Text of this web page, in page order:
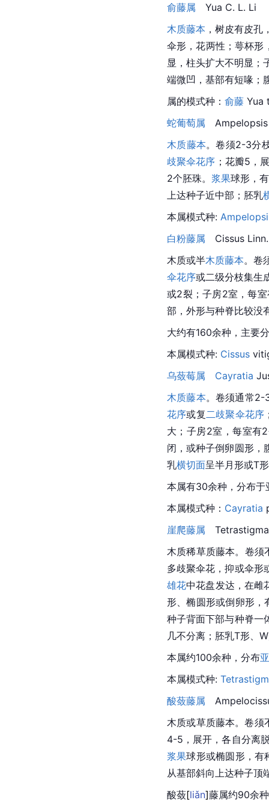
俞藤属
Yua C. L. Li
木质藤本 ，树皮有皮
伞形，花两性；萼杯形
显，柱头扩大不明显；
端微凹，基部有短喙；
属的模式种 ： 俞藤 Yua
蛇葡萄属
Ampelopsis
木质藤本。卷须2-3分
歧聚伞花序 ；花瓣5，
2个胚珠。 浆果球形，
上达种子近中部； 胚乳
本属模式种:
白粉藤属
Cissus Linn.
木质或半木质藤本。卷
伞花序或二级分枝集生
或2裂；子房2室，每
部，外形与种脊比较没
大约有160余种，主要
本属模式种: Cissus
乌蔹莓属 Cayratia
木质藤本。卷须通常2-
花序或复 二歧聚伞花序
大；子房2室，每室有
闭，或种子倒卵圆形，
乳横切面呈半月形或T
本属有30余种，分布于
本属模式种 ： Cayratia
崖爬藤属
Tetrastigma
木质稀草质藤本。卷
多歧聚伞花，抑或伞形
雄花中花盘发达，在雌
形、椭圆形或倒卵形，
种子背面下部与种脊一
几不分离； 胚乳T形、
本属约100余种，分布
本属模式种:
酸蔹藤属
木质或草质藤本。卷须
4-5，展开，各自分离
浆果球形或椭圆形，有
从基部斜向上达种子顶
酸蔹[liǎn]藤属约90余